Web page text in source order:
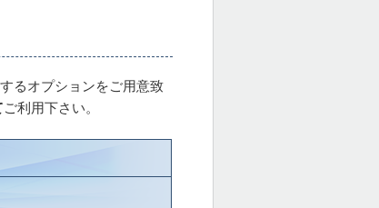
るオプションをご用意致
ご利用下さい。